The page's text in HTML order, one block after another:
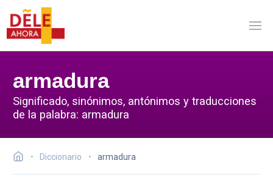
armadura
Significado, sinónimos, antónimos y traducciones
de la palabra: armadura
Diccionario armadura